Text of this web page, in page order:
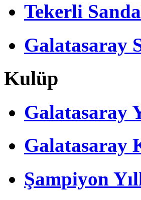
Tekerli
Galatasaray
Kulüp
Galatasaray
Galatasaray
Şampiyon